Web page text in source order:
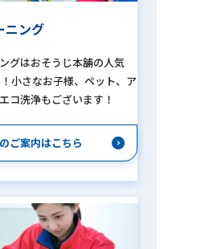
ニング
グはおそうじ本舗の人気
小さなお子様、ペット、ア
コ洗浄もございます！
ご案内はこちら